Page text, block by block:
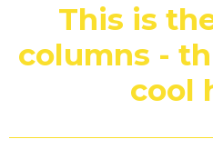
This is
columns -
cool